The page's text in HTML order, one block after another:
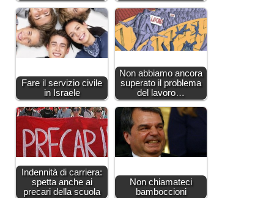
Fare il servizio civile
in Israele
Non abbiamo ancora
superato il problema
del lavoro…
Indennità di carriera:
spetta anche ai
precari della scuola
Non chiamateci
bamboccioni